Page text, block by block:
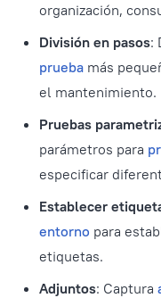
organización,
División en pasos:
prueba más
el mantenimiento.
Pruebas
parámetros para
especificar
Establecer
entorno para
etiquetas.
Adjuntos: Captura